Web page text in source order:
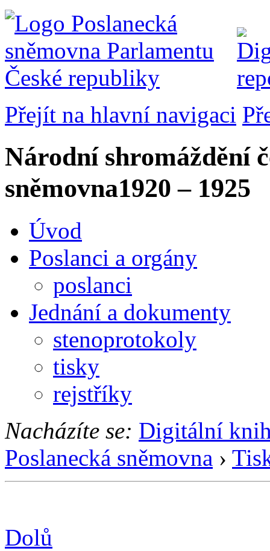
Přejít na hlavní navigaci
Národní shromáždění
sněmovna1920 – 1925
Úvod
Poslanci a orgány
poslanci
Jednání a dokumenty
stenoprotokoly
tisky
rejstříky
Nacházíte se: Digitální
Poslanecká sněmovna ›
Dolů